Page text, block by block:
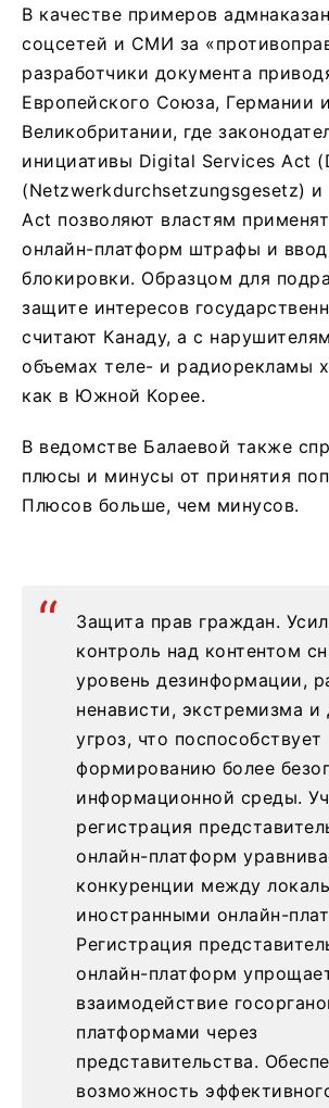
В качестве примеров
соцсетей и СМИ за
разработчики документа
Европейского Союза, Германии и
Великобритании, где
инициативы Digital Services Act
(Netzwerkdurchsetzungsgesetz) и
Act позволяют властям
онлайн-платформ штрафы и
блокировки. Образцом для
защите интересов
считают Канаду, а с
объемах теле- и радиорекламы
как в Южной Корее.
В ведомстве Балаевой также
плюсы и минусы от принятия
Плюсов больше, чем минусов.
Защита прав граждан.
контроль над контентом
уровень дезинформации,
ненависти, экстремизма и
угроз, что поспособствует
формированию более
информационной среды.
регистрация
онлайн-платформ
конкуренции между
иностранными онлайн-
Регистрация
онлайн-платформ
взаимодействие
платформами через
представительства.
возможность